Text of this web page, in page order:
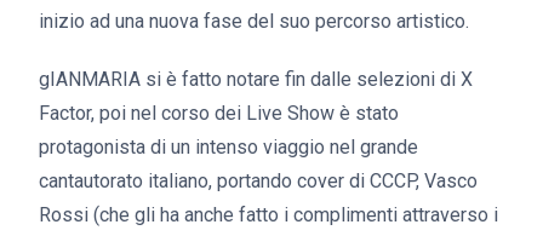
inizio ad una nuova fase del suo percorso artistico.
gIANMARIA si è fatto notare fin dalle selezioni di X
Factor, poi nel corso dei Live Show è stato
protagonista di un intenso viaggio nel grande
cantautorato italiano, portando cover di CCCP, Vasco
Rossi (che gli ha anche fatto i complimenti attraverso i